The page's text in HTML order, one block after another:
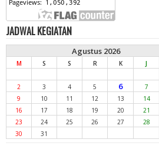
JADWAL KEGIATAN
Agustus 2026
M S S R K J
2
3 4 5 6 7
9
10 11 12 13 14
16
17 18 19 20 21
23
24 25 26 27 28
30
31